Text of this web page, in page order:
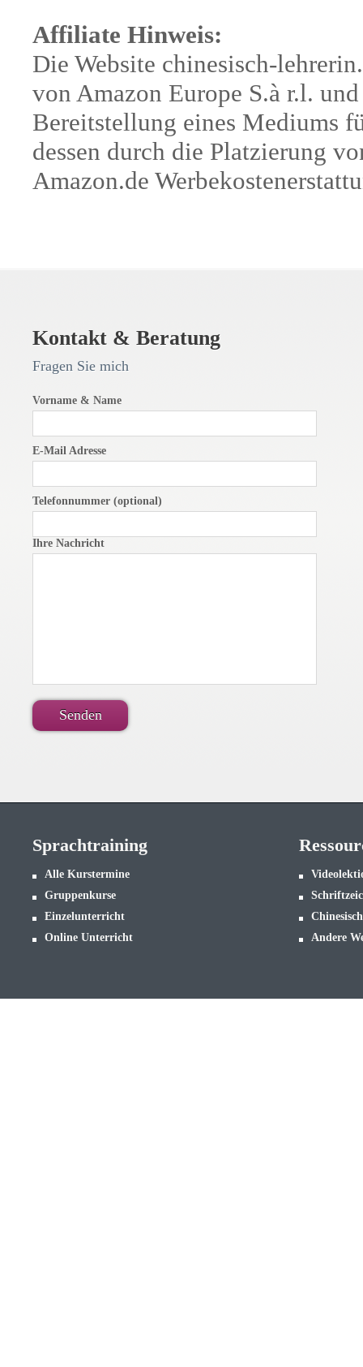
Affiliate Hinweis:
Die Website chinesisch-
von Amazon Europe S.à r.l.
Bereitstellung eines Mediums
dessen durch die Platzierung
Amazon.de
Kontakt & Beratung
Fragen Sie mich
Vorname & Name
E-Mail Adresse
Telefonnummer (optional)
Ihre Nachricht
Sprachtraining
Alle Kurstermine
Gruppenkurse
Einzelunterricht
Online Unterricht
Andere